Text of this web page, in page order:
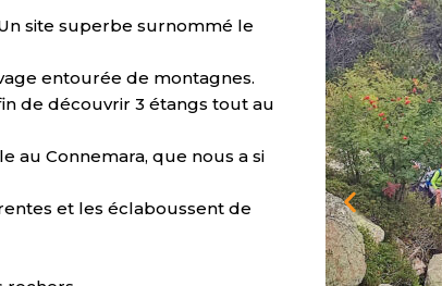
site superbe surnommé le
entourée de montagnes.
de découvrir 3 étangs tout au
au Connemara, que nous a si
et les éclaboussent de